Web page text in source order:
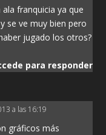
franquicia ya que
se ve muy bien pero
jugado los otros?
para responder
a las 16:19
gráficos más